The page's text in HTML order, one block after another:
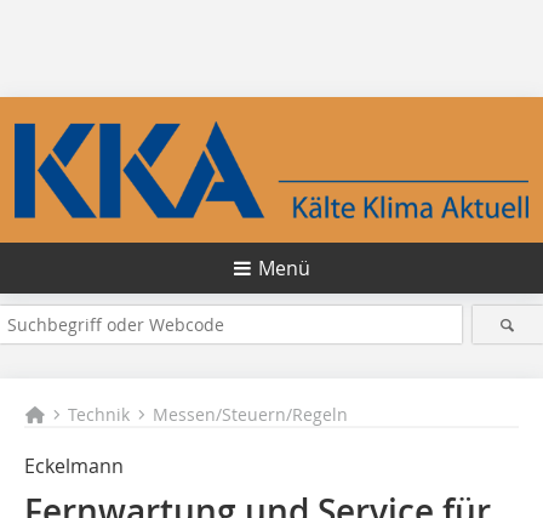
Menü
Technik Messen/Steuern/Regeln
Eckelmann